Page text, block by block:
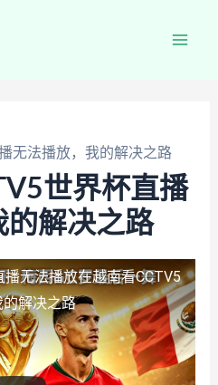
无法播放，我的解决之路
世界杯直播
的解决之路
播无法播放在越南看CCTV5
解决之路